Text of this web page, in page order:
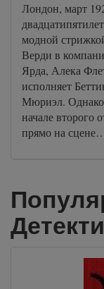
Лондон, март
модной
Верди в
Ярда, Алека
исполняет
Мюриэл. Однако
начале второго
прямо на